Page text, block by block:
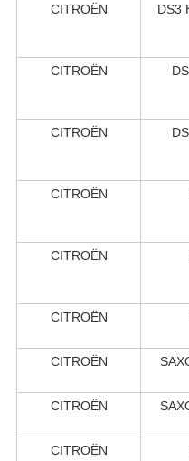
CITROËN
DS3
CITROËN
CITROËN
CITROËN
CITROËN
CITROËN
CITROËN
CITROËN
CITROËN